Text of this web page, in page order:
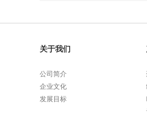
1.27mm (.050) Right Angle DIP
Type Female Connector 04-
关于我们
公司简介
企业文化
发展目标